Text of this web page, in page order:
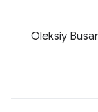
Oleksiy